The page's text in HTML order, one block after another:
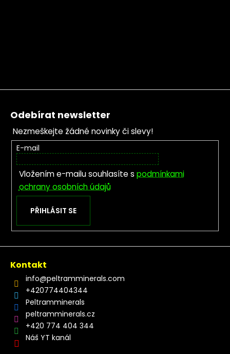
Zápatí
Odebírat newsletter
Nezmeškejte žádné novinky či slevy!
E-mail
Vložením e-mailu souhlasíte s podmínkami
ochrany osobních údajů
PŘIHLÁSIT SE
Kontakt
info@peltramminerals.com
+420774404344
Peltramminerals
peltramminerals.cz
+420 774 404 344
Náš YT kanál